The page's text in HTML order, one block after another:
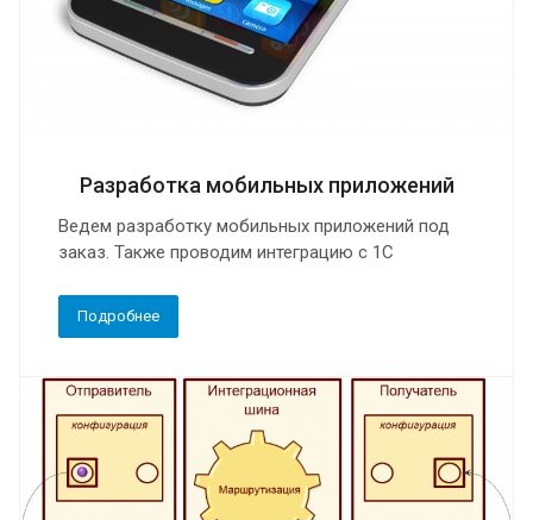
Разработка мобильных приложений
Ведем разработку мобильных приложений под
заказ. Также проводим интеграцию с 1С
Подробнее